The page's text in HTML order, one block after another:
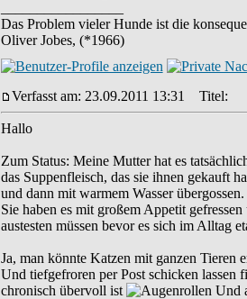
Das Problem vieler Hunde ist die
Oliver Jobes, (*1966)
Verfasst am: 23.09.2011 13:31 Titel:
Hallo
Zum Status: Meine Mutter hat es
das Suppenfleisch, das sie ihnen gekauft
und dann mit warmem Wasser
Sie haben es mit großem Appetit
austesten müssen bevor es sich im Alltag
Ja, man könnte Katzen mit ganzen Tieren
Und tiefgefroren per Post schicken lassen
chronisch übervoll ist
Und